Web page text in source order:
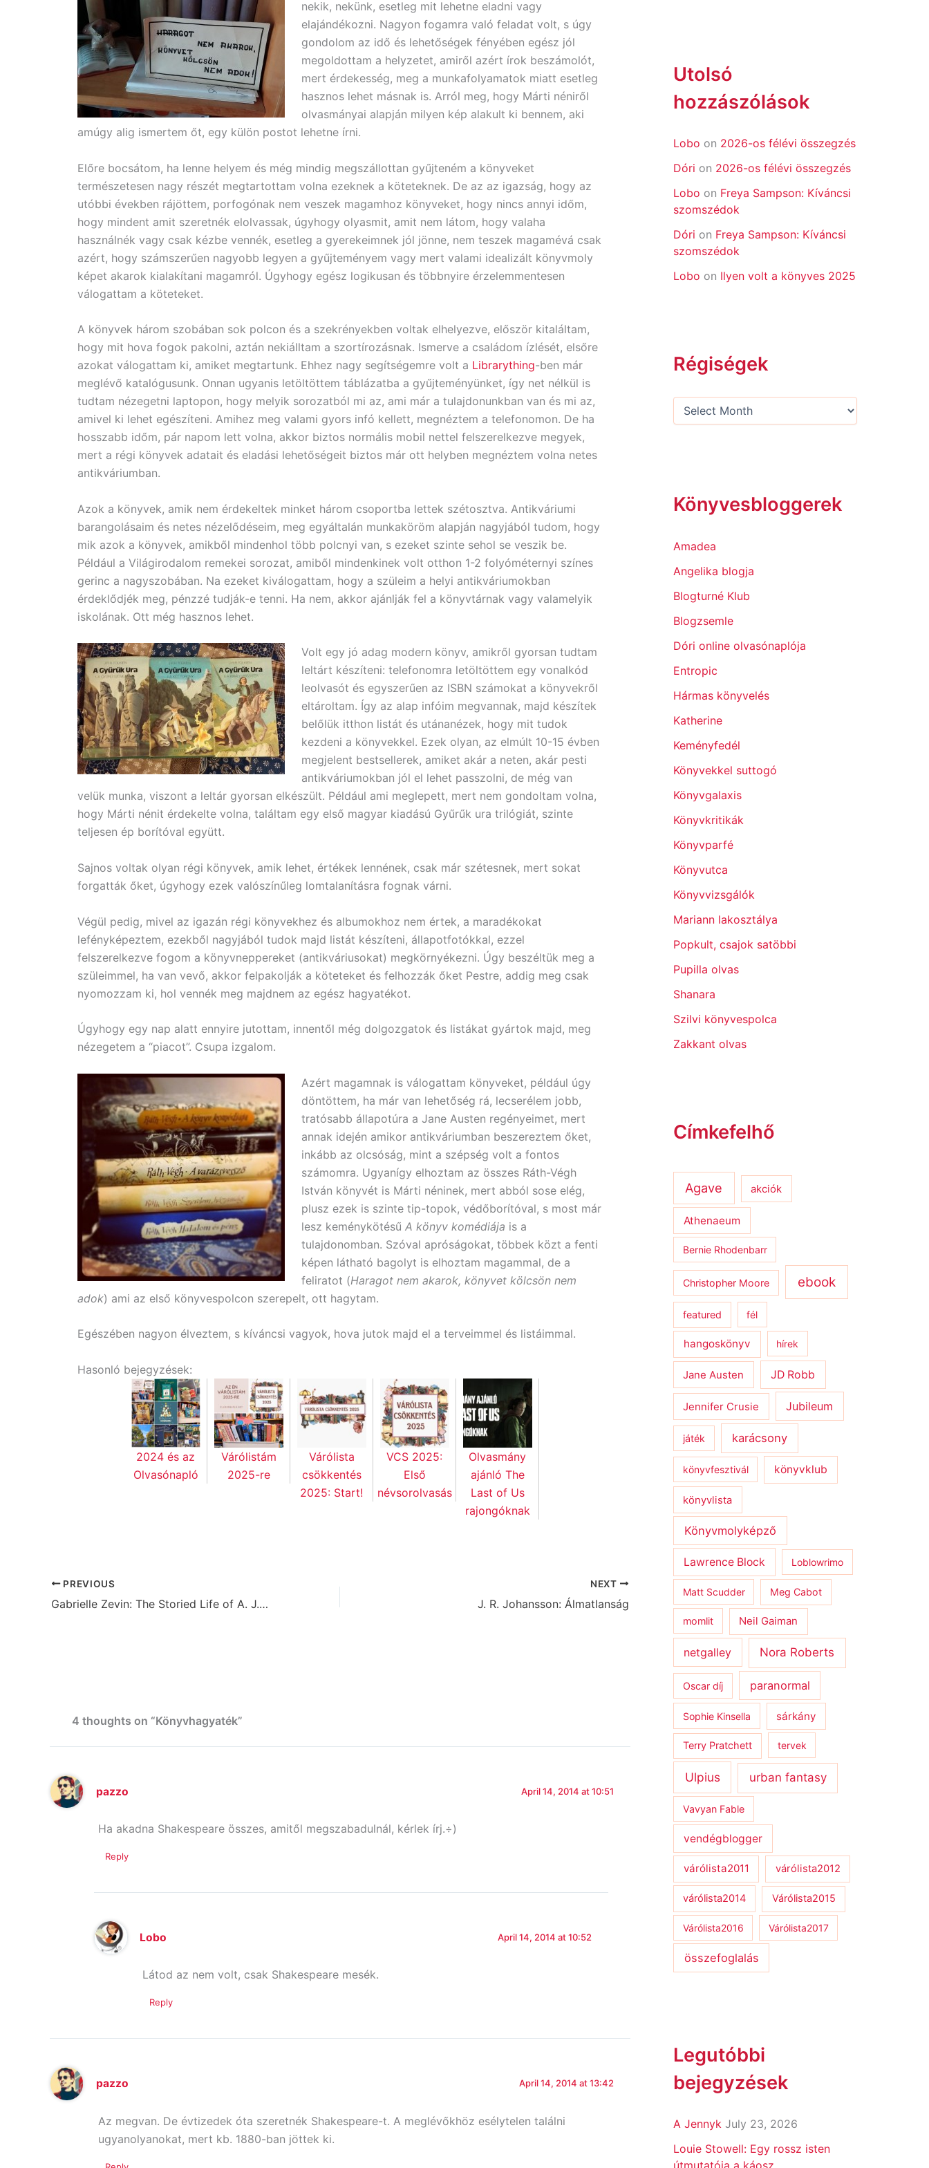
nekik, nekünk, esetleg mit lehetne eladni vagy
elajándékozni. Nagyon fogamra való feladat volt, s úgy
gondolom az idő és lehetőségek fényében egész jól
megoldottam a helyzetet, amiről azért írok beszámolót,
mert érdekesség, meg a munkafolyamatok miatt esetleg
hasznos lehet másnak is. Arról meg, hogy Márti néniről
olvasmányai alapján milyen kép alakult ki bennem, aki
amúgy alig ismertem őt, egy külön postot lehetne írni.
Előre bocsátom, ha lenne helyem és még mindig megszállottan gyűjteném a könyveket
természetesen nagy részét megtartottam volna ezeknek a köteteknek. De az az igazság, hogy az
utóbbi években rájöttem, porfogónak nem veszek magamhoz könyveket, hogy nincs annyi időm,
hogy mindent amit szeretnék elolvassak, úgyhogy olyasmit, amit nem látom, hogy valaha
használnék vagy csak kézbe vennék, esetleg a gyerekeimnek jól jönne, nem teszek magamévá csak
azért, hogy számszerűen nagyobb legyen a gyűjteményem vagy mert valami idealizált könyvmoly
képet akarok kialakítani magamról. Úgyhogy egész logikusan és többnyire érzelemmentesen
válogattam a köteteket.
A könyvek három szobában sok polcon és a szekrényekben voltak elhelyezve, először kitaláltam,
hogy mit hova fogok pakolni, aztán nekiálltam a szortírozásnak. Ismerve a családom ízlését, elsőre
azokat válogattam ki, amiket megtartunk. Ehhez nagy segítségemre volt a Librarything-ben már
meglévő katalógusunk. Onnan ugyanis letöltöttem táblázatba a gyűjteményünket, így net nélkül is
tudtam nézegetni laptopon, hogy melyik sorozatból mi az, ami már a tulajdonunkban van és mi az,
amivel ki lehet egészíteni. Amihez meg valami gyors infó kellett, megnéztem a telefonomon. De ha
hosszabb időm, pár napom lett volna, akkor biztos normális mobil nettel felszerelkezve megyek,
mert a régi könyvek adatait és eladási lehetőségeit biztos már ott helyben megnéztem volna netes
antikváriumban.
Azok a könyvek, amik nem érdekeltek minket három csoportba lettek szétosztva. Antikváriumi
barangolásaim és netes nézelődéseim, meg egyáltalán munkaköröm alapján nagyjából tudom, hogy
mik azok a könyvek, amikből mindenhol több polcnyi van, s ezeket szinte sehol se veszik be.
Például a Világirodalom remekei sorozat, amiből mindenkinek volt otthon 1-2 folyóméternyi színes
gerinc a nagyszobában. Na ezeket kiválogattam, hogy a szüleim a helyi antikváriumokban
érdeklődjék meg, pénzzé tudják-e tenni. Ha nem, akkor ajánlják fel a könyvtárnak vagy valamelyik
iskolának. Ott még hasznos lehet.
Volt egy jó adag modern könyv, amikről gyorsan tudtam
leltárt készíteni: telefonomra letöltöttem egy vonalkód
leolvasót és egyszerűen az ISBN számokat a könyvekről
eltároltam. Így az alap infóim megvannak, majd készítek
belőlük itthon listát és utánanézek, hogy mit tudok
kezdeni a könyvekkel. Ezek olyan, az elmúlt 10-15 évben
megjelent bestsellerek, amiket akár a neten, akár pesti
antikváriumokban jól el lehet passzolni, de még van
velük munka, viszont a leltár gyorsan elkészült. Például ami meglepett, mert nem gondoltam volna,
hogy Márti nénit érdekelte volna, találtam egy első magyar kiadású Gyűrűk ura trilógiát, szinte
teljesen ép borítóval együtt.
Sajnos voltak olyan régi könyvek, amik lehet, értékek lennének, csak már szétesnek, mert sokat
forgatták őket, úgyhogy ezek valószínűleg lomtalanításra fognak várni.
Végül pedig, mivel az igazán régi könyvekhez és albumokhoz nem értek, a maradékokat
lefényképeztem, ezekből nagyjából tudok majd listát készíteni, állapotfotókkal, ezzel
felszerelkezve fogom a könyvneppereket (antikváriusokat) megkörnyékezni. Úgy beszéltük meg a
szüleimmel, ha van vevő, akkor felpakolják a köteteket és felhozzák őket Pestre, addig meg csak
nyomozzam ki, hol vennék meg majdnem az egész hagyatékot.
Úgyhogy egy nap alatt ennyire jutottam, innentől még dolgozgatok és listákat gyártok majd, meg
nézegetem a “piacot”. Csupa izgalom.
Azért magamnak is válogattam könyveket, például úgy
döntöttem, ha már van lehetőség rá, lecserélem jobb,
tratósabb állapotúra a Jane Austen regényeimet, mert
annak idején amikor antikváriumban beszereztem őket,
inkább az olcsóság, mint a szépség volt a fontos
számomra. Ugyanígy elhoztam az összes Ráth-Végh
István könyvét is Márti néninek, mert abból sose elég,
plusz ezek is szinte tip-topok, védőborítóval, s most már
lesz keménykötésű A könyv komédiája is a
tulajdonomban. Szóval apróságokat, többek közt a fenti
képen látható bagolyt is elhoztam magammal, de a
feliratot (Haragot nem akarok, könyvet kölcsön nem
adok) ami az első könyvespolcon szerepelt, ott hagytam.
Egészében nagyon élveztem, s kíváncsi vagyok, hova jutok majd el a terveimmel és listáimmal.
Hasonló bejegyzések:
2024 és az
Olvasónapló
Várólistám
2025-re
Várólista
csökkentés
2025: Start!
VCS 2025:
Első
névsorolvasás
Olvasmány
ajánló The
Last of Us
rajongóknak
PREVIOUS
Gabrielle Zevin: The Storied Life of A. J. Fikry
NEXT
J. R. Johansson: Álmatlanság
4 thoughts on “Könyvhagyaték”
pazzo April 14, 2014 at 10:51
Ha akadna Shakespeare összes, amitől megszabadulnál, kérlek írj.÷)
Reply
Lobo April 14, 2014 at 10:52
Látod az nem volt, csak Shakespeare mesék.
Reply
pazzo April 14, 2014 at 13:42
Az megvan. De évtizedek óta szeretnék Shakespeare-t. A meglévőkhöz esélytelen találni
ugyanolyanokat, mert kb. 1880-ban jöttek ki.
Utolsó
hozzászólások
Lobo on 2026-os félévi összegzés
Dóri on 2026-os félévi összegzés
Lobo on Freya Sampson: Kíváncsi
szomszédok
Dóri on Freya Sampson: Kíváncsi
szomszédok
Lobo on Ilyen volt a könyves 2025
Régiségek
Könyvesbloggerek
Amadea
Angelika blogja
Blogturné Klub
Blogzsemle
Dóri online olvasónaplója
Entropic
Hármas könyvelés
Katherine
Keményfedél
Könyvekkel suttogó
Könyvgalaxis
Könyvkritikák
Könyvparfé
Könyvutca
Könyvvizsgálók
Mariann lakosztálya
Popkult, csajok satöbbi
Pupilla olvas
Shanara
Szilvi könyvespolca
Zakkant olvas
Címkefelhő
Agave akciók
Athenaeum
Bernie Rhodenbarr
Christopher Moore ebook
featured fél
hangoskönyv hírek
Jane Austen JD Robb
Jennifer Crusie Jubileum
játék karácsony
könyvfesztivál könyvklub
könyvlista
Könyvmolyképző
Lawrence Block Loblowrimo
Matt Scudder Meg Cabot
momlit Neil Gaiman
netgalley Nora Roberts
Oscar díj paranormal
Sophie Kinsella sárkány
Terry Pratchett tervek
Ulpius urban fantasy
Vavyan Fable
vendégblogger
várólista2011 várólista2012
várólista2014 Várólista2015
Várólista2016 Várólista2017
összefoglalás
Legutóbbi
bejegyzések
A Jennyk July 23, 2026
Louie Stowell: Egy ​rossz isten